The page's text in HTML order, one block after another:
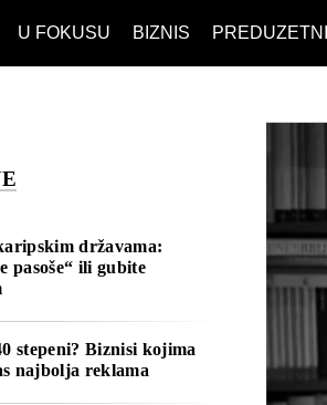
U FOKUSU BIZNIS
ESG & ENERGY
TECH I AI
IZJAVA DANABIZNIS SCENA
OSIGURANJE
PULS REGIONA
NOVO NA RAFU
državama:
pasoše“ ili gubite
stepeni? Biznisi kojima
najbolja reklama